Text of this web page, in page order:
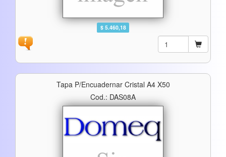
$ 5.460,18
Tapa P/encuadernar Cristal A4 X50
Cod.: DAS08A